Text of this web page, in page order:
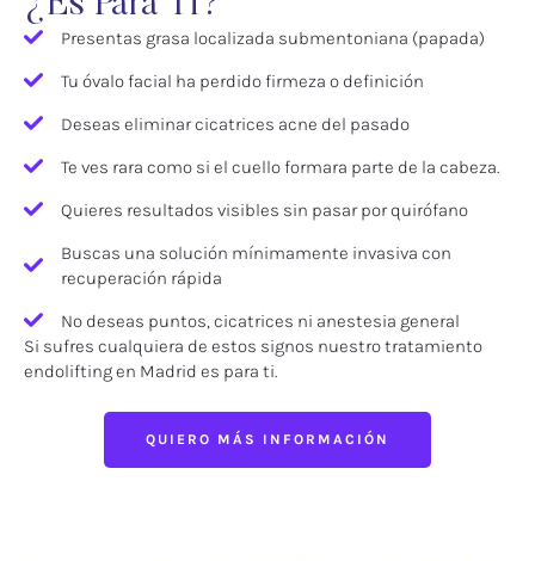
Presentas grasa localizada submentoniana (papada)
Tu óvalo facial ha perdido firmeza o definición
Deseas eliminar cicatrices acne del pasado
Te ves rara como si el cuello formara parte de la cabeza.
Quieres resultados visibles sin pasar por quirófano
Buscas una solución mínimamente invasiva con
recuperación rápida
No deseas puntos, cicatrices ni anestesia general
Si sufres cualquiera de estos signos nuestro tratamiento
endolifting en Madrid es para ti.
QUIERO MÁS INFORMACIÓN